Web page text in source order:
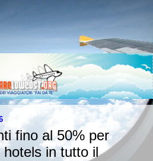
fino al 50% per
hotels in tutto il